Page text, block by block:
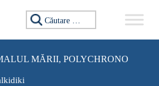
Caută:
MĂRII, POLYCHRONO